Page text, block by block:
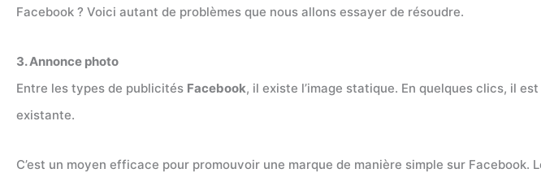
Facebook ? Voici autant de problèmes que nous allons essayer de résoudre.
3. Annonce photo
Entre les types de publicités Facebook, il existe l’image statique. En quelques clics, il
existante.
C’est un moyen efficace pour promouvoir une marque de manière simple sur